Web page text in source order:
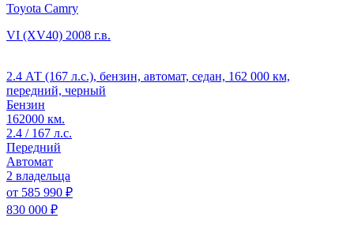
Toyota Camry
VI (XV40) 2008 г.в.
2.4 АТ (167 л.с.), бензин, автомат, седан, 162 000 км,
передний, черный
Бензин
162000 км.
2.4 / 167 л.с.
Передний
Автомат
2 владельца
от 585 990 ₽
830 000 ₽